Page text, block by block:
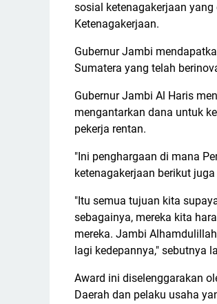
sosial ketenagakerjaan
Ketenagakerjaan.
Gubernur Jambi
Sumatera yang telah
Gubernur Jambi Al Haris
mengantarkan dana untuk
pekerja rentan.
"Ini penghargaan di mana
ketenagakerjaan berikut
"Itu semua tujuan kita
sebagainya, mereka kita
mereka. Jambi
lagi kedepannya," sebutnya
Award ini diselenggarakan
Daerah dan pelaku usaha